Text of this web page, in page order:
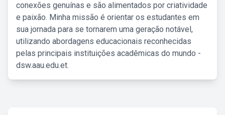
conexões genuínas e são alimentados por criatividade
e paixão. Minha missão é orientar os estudantes em
sua jornada para se tornarem uma geração notável,
utilizando abordagens educacionais reconhecidas
pelas principais instituições acadêmicas do mundo -
dsw.aau.edu.et.